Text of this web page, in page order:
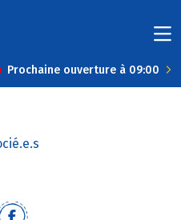
Prochaine ouverture à 09:00